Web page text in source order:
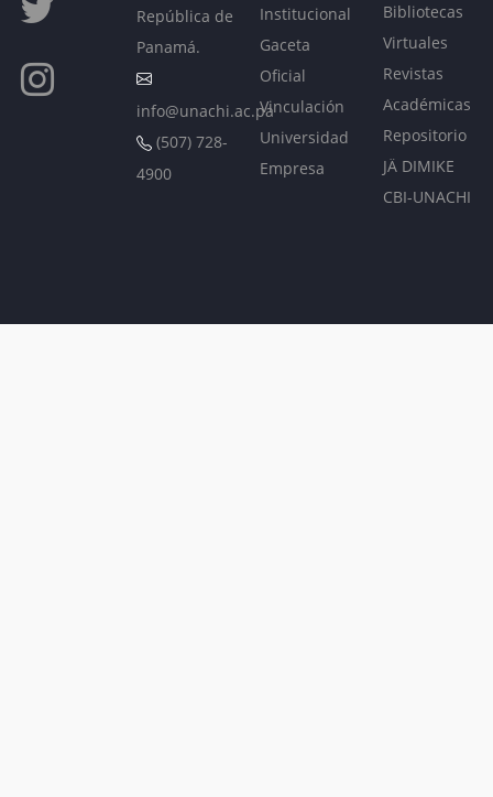
República de
Panamá.
info@unachi.ac.pa
(507) 728-
4900
Institucional
Gaceta
Oficial
Vinculación
Universidad
Empresa
Bibliotecas
Virtuales
Revistas
Académicas
Repositorio
JÄ DIMIKE
CBI-UNACHI